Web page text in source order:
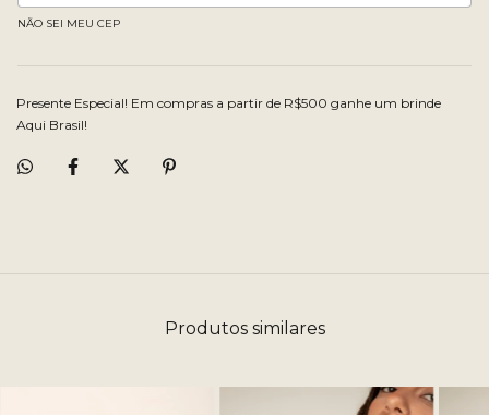
NÃO SEI MEU CEP
Presente Especial! Em compras a partir de R$500 ganhe um brinde
Aqui Brasil!
Produtos similares